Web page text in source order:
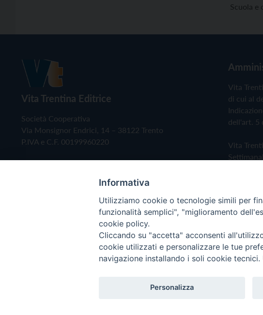
Scuola e
Vita Trentina Editrice
Società Cooperativa
Via Monsignor Endrici, 14 – 38122 Trento
P.IVA e C.F. 00199960220
Vita
di cui al
dell'art. 5
Vita
Privacy
Copyright © 2019 - Tutti i diritti riservati - Vita Trentina
Informativa
Utilizziamo cookie o tecnologie simili per
funzionalità semplici", "miglioramento
cookie policy.
Cliccando su "accetta" acconsenti
cookie utilizzati e personalizzare le tue
navigazione installando i soli cookie
Personalizza